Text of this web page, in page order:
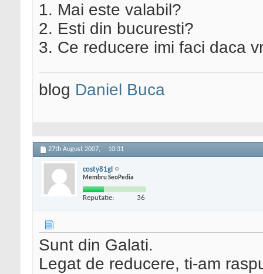
1. Mai este valabil?
2. Esti din bucuresti?
3. Ce reducere imi faci daca
blog Daniel Buca
27th August 2007, 10:31
costy81gl
Membru SeoPedia
Reputatie: 36
Sunt din Galati.
Legat de reducere, ti-am